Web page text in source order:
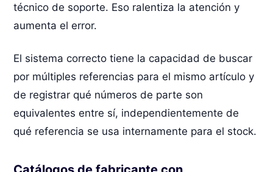
técnico de soporte. Eso ralentiza la atención y
aumenta el error.
El sistema correcto tiene la capacidad de buscar
por múltiples referencias para el mismo artículo y
de registrar qué números de parte son
equivalentes entre sí, independientemente de
qué referencia se usa internamente para el stock.